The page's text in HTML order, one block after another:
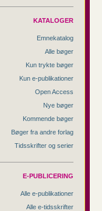
KATALOGER
Emnekatalog
Alle bøger
Kun trykte bøger
Kun e-publikationer
Open Access
Nye bøger
Kommende bøger
Bøger fra andre forlag
Tidsskrifter og serier
E-PUBLICERING
Alle e-publikationer
Alle e-tidsskrifter